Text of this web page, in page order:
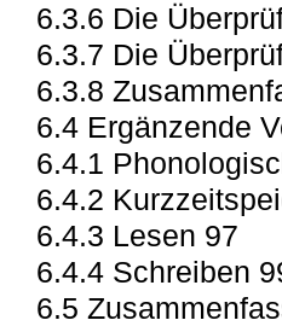
6.3.6 Die
6.3.7 Die
6.3.8
6.4 Ergänzende
6.4.1
6.4.2
6.4.3 Lesen 97
6.4.4 Schreiben
6.5